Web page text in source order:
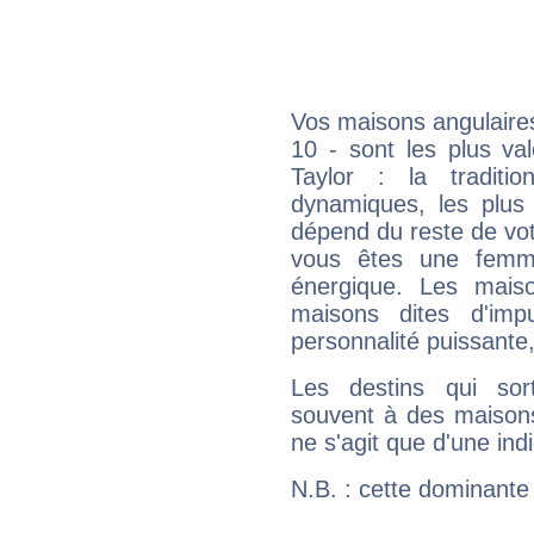
Vos maisons
10 - sont les plus
Taylor : la
dynamiques, les
dépend du reste de
vous êtes une
énergique. Les
maisons dites
personnalité
Les destins qui
souvent à des
ne s'agit que d'une
N.B. : cette